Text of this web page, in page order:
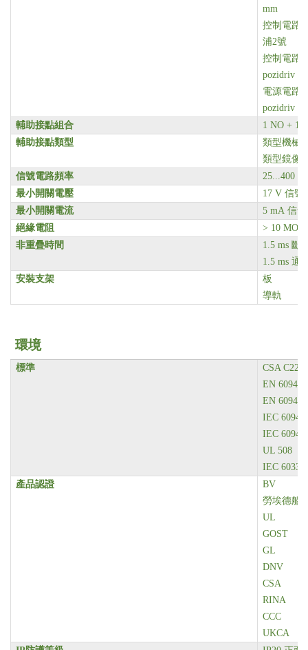
mm
控制電路
浦2號
控制電路
pozidriv
電源電路
pozidriv
輔助接點組合
1 NO + 1
輔助接點類型
類型機械
類型鏡像
信號電路頻率
25...400
最小開關電壓
17 V 信號
最小開關電流
5 mA 信
絕緣電阻
> 10
非重疊時間
1.5 ms 斷
1.5 ms 通
安裝支架
板
導軌
環境
標準
CSA
EN 60947-
EN 60947-
IEC
IEC
UL 508
IEC
產品認證
BV
勞埃德船
UL
GOST
GL
DNV
CSA
RINA
CCC
UKCA